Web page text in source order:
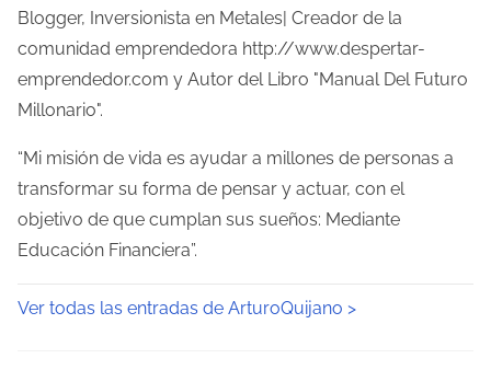
Blogger, Inversionista en Metales| Creador de la
comunidad emprendedora http://www.despertar-
emprendedor.com y Autor del Libro "Manual Del Futuro
Millonario".
“Mi misión de vida es ayudar a millones de personas a
transformar su forma de pensar y actuar, con el
objetivo de que cumplan sus sueños: Mediante
Educación Financiera”.
Ver todas las entradas de ArturoQuijano >